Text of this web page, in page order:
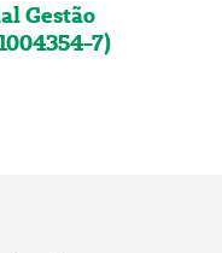
Gestão
7)